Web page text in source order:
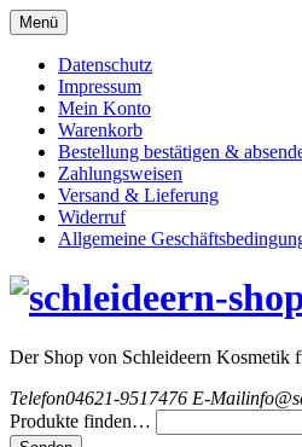
Menü
Datenschutz
Impressum
Mein Konto
Warenkorb
Bestellung bestätigen &
Zahlungsweisen
Versand & Lieferung
Widerruf
Allgemeine
Der Shop von Schleideern Kosmetik
Telefon04621-9517476 E-Mail
Produkte finden…